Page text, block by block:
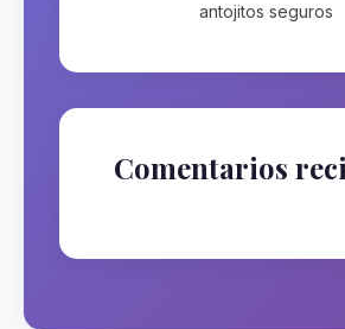
antojitos seguros
Comentarios